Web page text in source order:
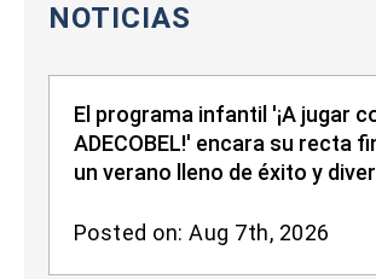
NOTICIAS
El programa infantil '¡A jugar
ADECOBEL!' encara su recta
un verano lleno de éxito y
Posted on: Aug 7th, 2026